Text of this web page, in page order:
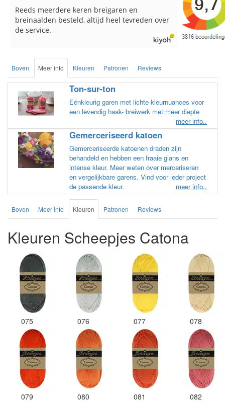
Reeds meerdere keren breigaren en
breinaalden besteld, altijd heel tevreden over
de service.
Snelle
Boven Meer info Kleuren Patronen Reviews
Ton-sur-ton
Eénkleurig garen met lichte kleurnuances voor
een levendig haak- breiwerk met meer diepte
meer info..
Gemerceriseerd katoen
Gemerceriseerde katoenen draden zijn
behandeld en hebben een fraaie glans en
intense kleur. Meer weten over merceriseren
en vergelijkbare garens. Vind voor ieder project
de passende kleur.
meer info..
Boven Meer info Kleuren Patronen Reviews
Kleuren Scheepjes Catona
075 076 077 078
079 080 081 082